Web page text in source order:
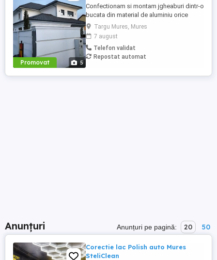
Promovat 5
Confectionam si montam jgheaburi dintr-o
bucata din material de aluminiu orice
lungime . Jgheabul se face la fata locului
dupa lungimea necesara. Avem diferite
dimensiuni si culori, astfel clientul poate
alege varianta potrivita pentru casa lui.
Suntem deschisi la colaborari pe termen
Targu Mures, Mures
7 august
Telefon validat
Repostat automat
Anunțuri Anunțuri pe pagină: 20 50
Corectie lac Polish auto Mures
SteliClean